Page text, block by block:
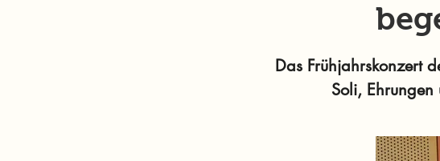
Das Frühjahrskonzert
Soli, Ehrungen